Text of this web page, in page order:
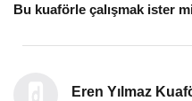
Bu kuaförle çalışmak ister
Eren Yılmaz